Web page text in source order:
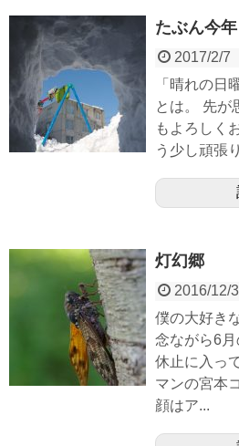
たぶん今
2017/2/7
「晴れの日
とは。 先が
もよろしく
う少し頑張
灯幻郷
2016/12/3
僕の大好き
念ながら6
休止に入っ
マンの宮本
顔はア...